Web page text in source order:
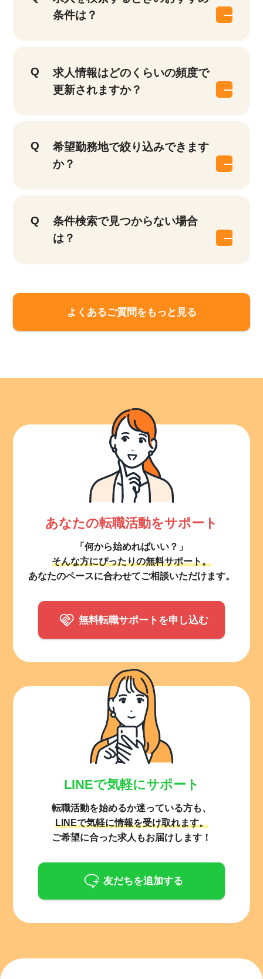
条件は？
求人情報はどのくらいの頻度で
更新されますか？
希望勤務地で絞り込みできます
か？
条件検索で見つからない場合
は？
よくあるご質問をもっと見る
あなたの転職活動をサポート
「何から始めればいい？」
そんな方にぴったりの無料サポート。
あなたのペースに合わせてご相談いただけます。
無料転職サポートを申し込む
LINEで気軽にサポート
転職活動を始めるか迷っている方も、
LINEで気軽に情報を受け取れます。
ご希望に合った求人もお届けします！
友だちを追加する
9,874 件
他の条件を選択